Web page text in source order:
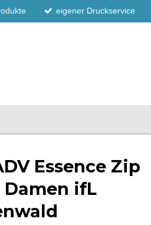
eigener Druckservice
Essence Zip
ifL